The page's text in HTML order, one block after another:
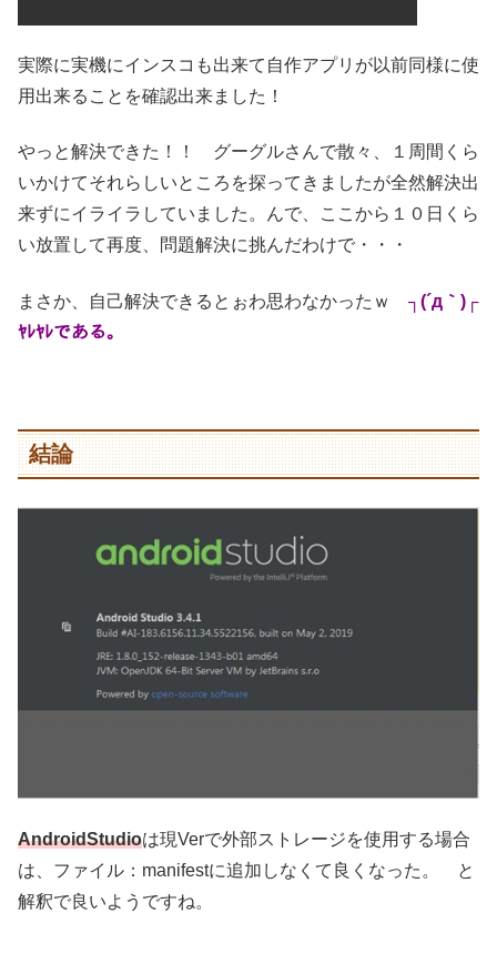
実際に実機にインスコも出来て自作アプリが以前同様に使
用出来ることを確認出来ました！
やっと解決できた！！ グーグルさんで散々、１周間くら
いかけてそれらしいところを探ってきましたが全然解決出
来ずにイライラしていました。んで、ここから１０日くら
い放置して再度、問題解決に挑んだわけで・・・
まさか、自己解決できるとぉわ思わなかったｗ ┐(´д｀)┌
ﾔﾚﾔﾚである。
結論
AndroidStudioは現Verで外部ストレージを使用する場合
は、ファイル：manifestに追加しなくて良くなった。 と
解釈で良いようですね。